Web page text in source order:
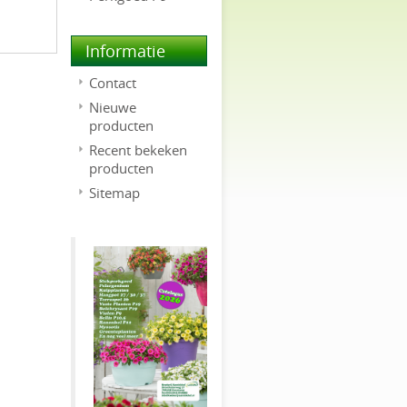
Informatie
Contact
Nieuwe
producten
Recent bekeken
producten
Sitemap